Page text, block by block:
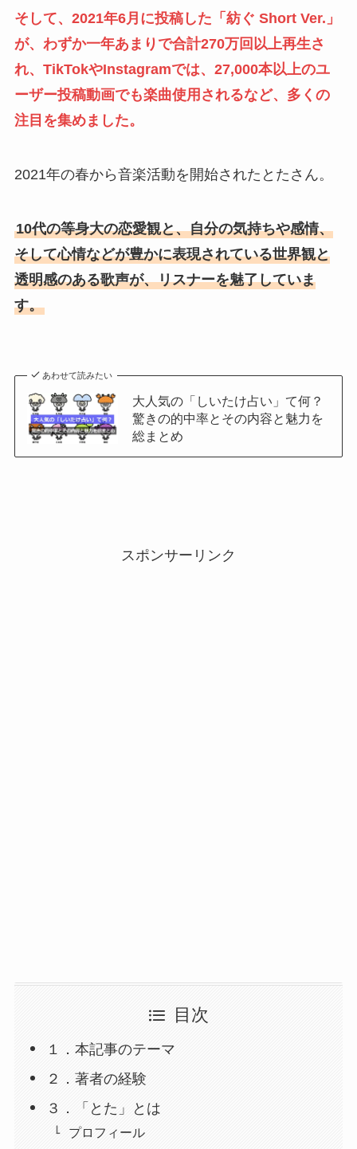
そして、2021年6月に投稿した「紡ぐ Short Ver.」
が、わずか一年あまりで合計270万回以上再生さ
れ、TikTokやInstagramでは、27,000本以上のユ
ーザー投稿動画でも楽曲使用されるなど、多くの
注目を集めました。
2021年の春から音楽活動を開始されたとたさん。
10代の等身大の恋愛観と、自分の気持ちや感情、
そして心情などが豊かに表現されている世界観と
透明感のある歌声が、リスナーを魅了していま
す。
あわせて読みたい
大人気の「しいたけ占い」て何？
驚きの的中率とその内容と魅力を
総まとめ
スポンサーリンク
目次
１．本記事のテーマ
２．著者の経験
３．「とた」とは
プロフィール